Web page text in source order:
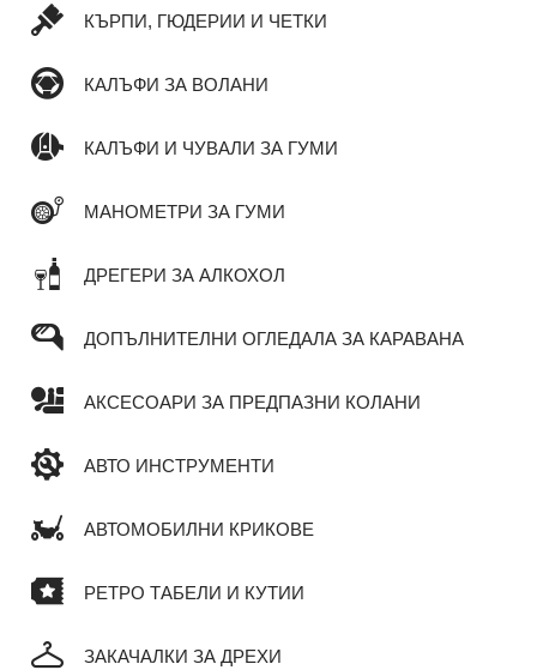
КЪРПИ, ГЮДЕРИИ И ЧЕТКИ
КАЛЪФИ ЗА ВОЛАНИ
КАЛЪФИ И ЧУВАЛИ ЗА ГУМИ
МАНОМЕТРИ ЗА ГУМИ
ДРЕГЕРИ ЗА АЛКОХОЛ
ДОПЪЛНИТЕЛНИ ОГЛЕДАЛА ЗА КАРАВАНА
АКСЕСОАРИ ЗА ПРЕДПАЗНИ КОЛАНИ
АВТО ИНСТРУМЕНТИ
АВТОМОБИЛНИ КРИКОВЕ
РЕТРО ТАБЕЛИ И КУТИИ
ЗАКАЧАЛКИ ЗА ДРЕХИ